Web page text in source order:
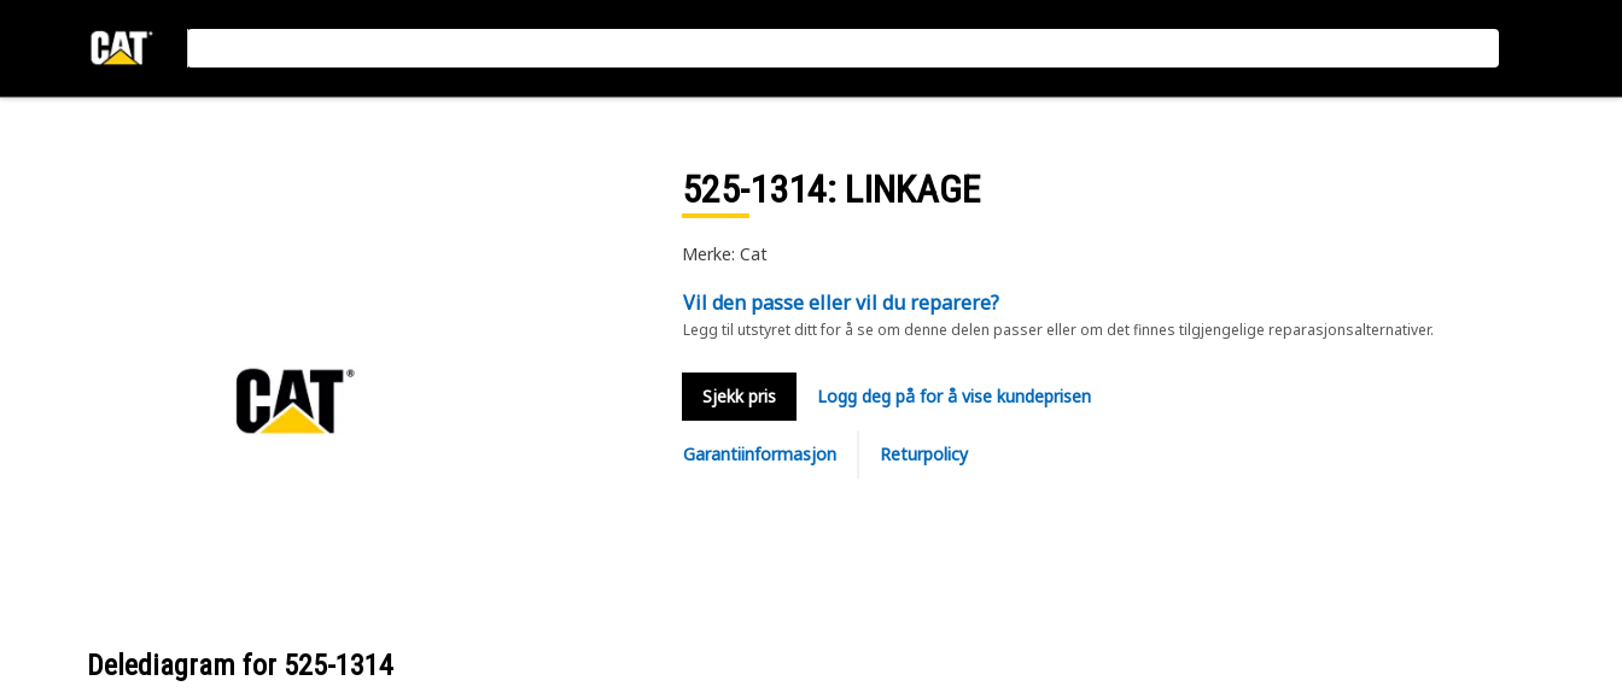
525-1314: LINKAGE
Merke: Cat
Vil den passe eller vil du reparere?
Legg til utstyret ditt for å se om denne delen passer eller om det finnes tilgjengelige reparasjonsalternativer.
Sjekk pris Logg deg på for å vise kundeprisen
Garantiinformasjon Returpolicy
Delediagram for 525-1314